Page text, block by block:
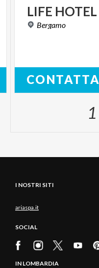
LIFE HOTEL
Bergamo
CONTATTA
1
I NOSTRI SITI
ariaspa.it
SOCIAL
IN LOMBARDIA